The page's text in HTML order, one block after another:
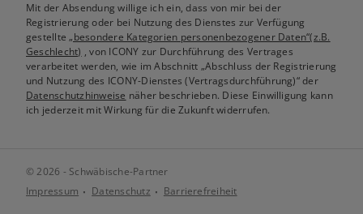
Mit der Absendung willige ich ein, dass von mir bei der
Registrierung oder bei Nutzung des Dienstes zur Verfügung
gestellte„besondere Kategorien personenbezogener Daten“(z.B.
Geschlecht) , von ICONY zur Durchführung des Vertrages
verarbeitet werden, wie im Abschnitt „Abschluss der Registrierung
und Nutzung des ICONY-Dienstes (Vertragsdurchführung)“ der
Datenschutzhinweise näher beschrieben. Diese Einwilligung kann
ich jederzeit mit Wirkung für die Zukunft widerrufen.
© 2026 - Schwäbische-Partner
Impressum
Datenschutz Barrierefreiheit